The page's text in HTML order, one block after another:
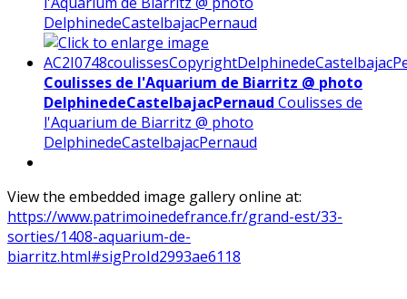
DelphinedeCastelbajacPernaud
Coulisses de l'Aquarium de Biarritz @ photo
DelphinedeCastelbajacPernaud Coulisses de
l'Aquarium de Biarritz @ photo
DelphinedeCastelbajacPernaud
View the embedded image gallery online at:
https://www.patrimoinedefrance.fr/grand-est/33-
sorties/1408-aquarium-de-
biarritz.html#sigProId2993ae6118